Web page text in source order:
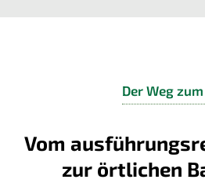
Der Weg
Vom
zur örtlichen